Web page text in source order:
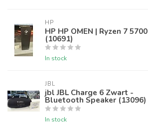
HP
HP HP OMEN | Ryzen 7 5700
(10691)
In stock
JBL
jbl JBL Charge 6 Zwart -
Bluetooth Speaker (13096)
In stock